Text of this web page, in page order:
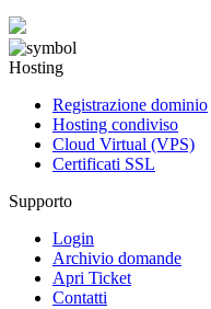
Hosting
Registrazione dominio
Hosting condiviso
Cloud Virtual (VPS)
Certificati SSL
Supporto
Login
Archivio domande
Apri Ticket
Contatti